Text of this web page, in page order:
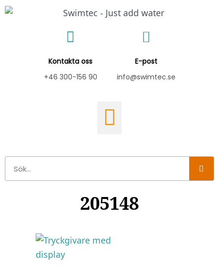
Hoppa
Kontakta oss
+46 300-156 90
E-post
info@swimtec.se
205148